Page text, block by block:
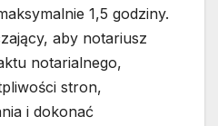
1,5 godziny.
aby notariusz
notarialnego,
stron,
i dokonać